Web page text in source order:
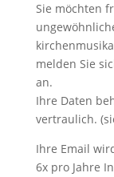
Sie möchten
melden Sie
an.
Ihre Daten
vertraulich.
Ihre Email
6x pro Jahre